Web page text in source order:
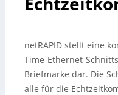
netRAPID stellt eine
Time-Ethernet-
Briefmarke dar. Die
alle für die